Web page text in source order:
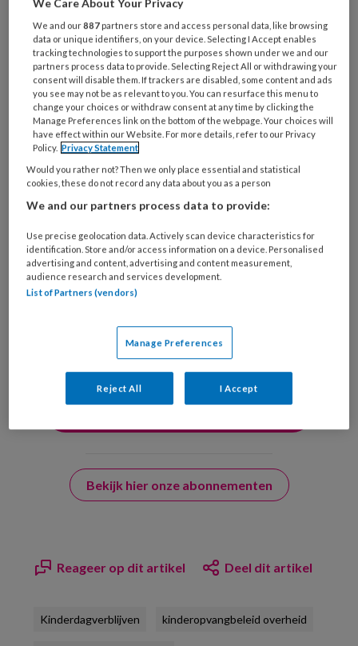
Bij
welke
organisatie
werk
je?
Untitled
Ontvang 2x per week de
KinderopvangTotaal nieuwsbrief
Ontvang iedere zondag het
Management Kinderopvang
Weekoverzicht
van KinderopvangTotaal en
Springer Media B.V.
?
uw profiel in overeenstemming met onsprivacy statement
Bekijk hier onze abonnementen
Reageer op dit artikel Deel dit artikel
Kinderdagverblijven kinderopvangbeleid overheid
We Care About Your Privacy
We and our887 partners store and access personal data, like browsing
data or unique identifiers, on your device. Selecting I Accept enables
tracking technologies to support the purposes shown under we and our
partners process data to provide. Selecting Reject All or withdrawing your
consent will disable them. If trackers are disabled, some content and ads
you see may not be as relevant to you. You can resurface this menu to
change your choices or withdraw consent at any time by clicking the
Manage Preferences link on the bottom of the webpage. Your choices will
have effect within our Website. For more details, refer to our Privacy
Policy. Privacy Statement
Would you rather not? Then we only place essential and statistical
cookies, these do not record any data about you as a person
We and our partners process data to provide:
Use precise geolocation data. Actively scan device characteristics for
identification. Store and/or access information on a device. Personalised
advertising and content, advertising and content measurement,
audience research and services development.
List of Partners (vendors)
Manage Preferences
Reject All I Accept